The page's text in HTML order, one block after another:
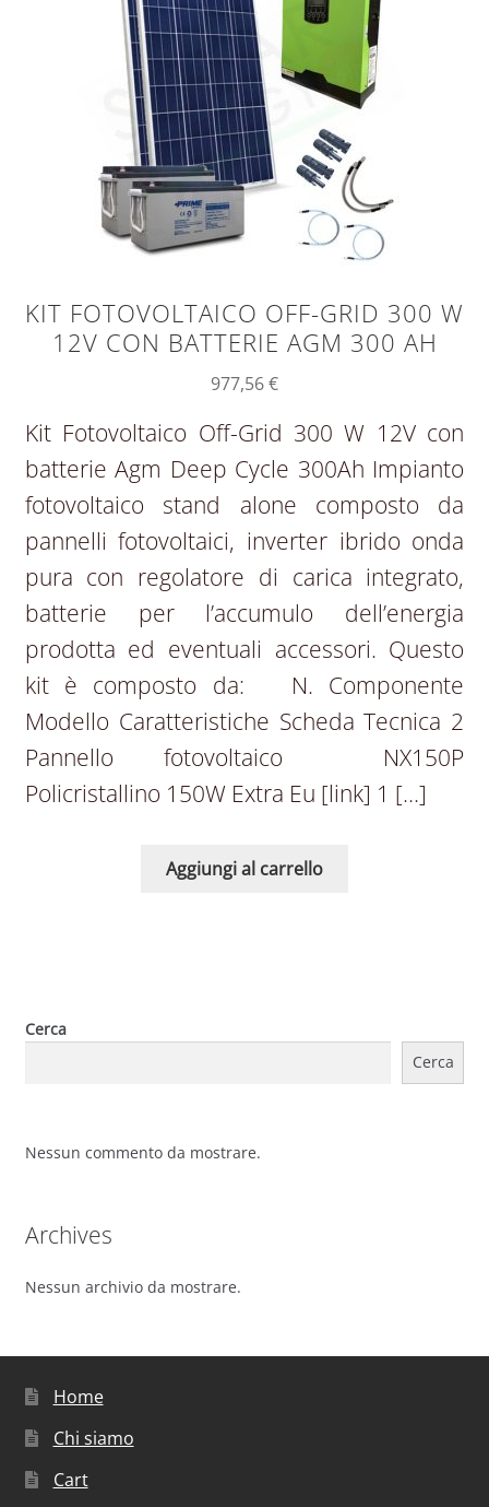
KIT FOTOVOLTAICO OFF-GRID 300 W
12V CON BATTERIE AGM 300 AH
977,56€
Kit Fotovoltaico Off-Grid 300 W 12V con
batterie Agm Deep Cycle 300Ah Impianto
fotovoltaico stand alone composto da
pannelli fotovoltaici, inverter ibrido onda
pura con regolatore di carica integrato,
batterie per l’accumulo dell’energia
prodotta ed eventuali accessori. Questo
kit è composto da: N. Componente
Modello Caratteristiche Scheda Tecnica 2
Pannello fotovoltaico NX150P
Policristallino 150W Extra Eu [link] 1 […]
Aggiungi al carrello
Cerca
Cerca
Nessun commento da mostrare.
Archives
Nessun archivio da mostrare.
Home
Chi siamo
Cart